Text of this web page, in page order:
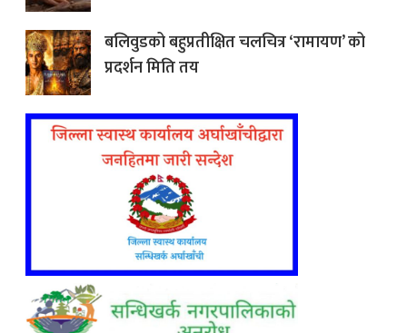
बलिवुडको बहुप्रतीक्षित चलचित्र ‘रामायण’ को
प्रदर्शन मिति तय